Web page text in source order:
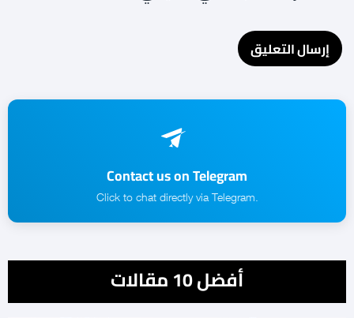
Contact us on Telegram
.Click to chat directly via Telegram
أفضل 10 مقالات